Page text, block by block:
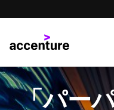
「パー